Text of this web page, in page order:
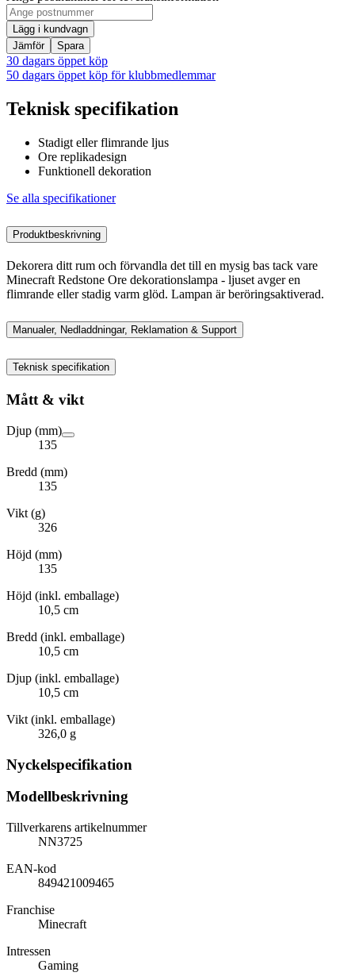
Lägg i kundvagn
Jämför
Spara
30 dagars öppet köp
50 dagars öppet köp för klubbmedlemmar
Teknisk specifikation
Stadigt eller flimrande ljus
Ore replikadesign
Funktionell dekoration
Se alla specifikationer
Produktbeskrivning
Dekorera ditt rum och förvandla det till en mysig bas tack vare
Minecraft Redstone Ore dekorationslampa - ljuset avger en
flimrande eller stadig varm glöd. Lampan är beröringsaktiverad.
Manualer, Nedladdningar, Reklamation & Support
Teknisk specifikation
Mått & vikt
Djup (mm)
135
Bredd (mm)
135
Vikt (g)
326
Höjd (mm)
135
Höjd (inkl. emballage)
10,5 cm
Bredd (inkl. emballage)
10,5 cm
Djup (inkl. emballage)
10,5 cm
Vikt (inkl. emballage)
326,0 g
Nyckelspecifikation
Modellbeskrivning
Tillverkarens artikelnummer
NN3725
EAN-kod
849421009465
Franchise
Minecraft
Intressen
Gaming